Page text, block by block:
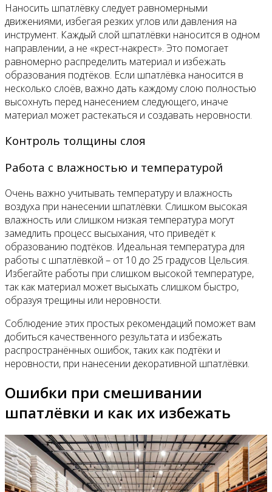
Наносить шпатлёвку следует равномерными
движениями, избегая резких углов или давления на
инструмент. Каждый слой шпатлёвки наносится в одном
направлении, а не «крест-накрест». Это помогает
равномерно распределить материал и избежать
образования подтёков. Если шпатлёвка наносится в
несколько слоёв, важно дать каждому слою полностью
высохнуть перед нанесением следующего, иначе
материал может растекаться и создавать неровности.
Контроль толщины слоя
Работа с влажностью и температурой
Очень важно учитывать температуру и влажность
воздуха при нанесении шпатлёвки. Слишком высокая
влажность или слишком низкая температура могут
замедлить процесс высыхания, что приведёт к
образованию подтёков. Идеальная температура для
работы с шпатлёвкой – от 10 до 25 градусов Цельсия.
Избегайте работы при слишком высокой температуре,
так как материал может высыхать слишком быстро,
образуя трещины или неровности.
Соблюдение этих простых рекомендаций поможет вам
добиться качественного результата и избежать
распространённых ошибок, таких как подтёки и
неровности, при нанесении декоративной шпатлёвки.
Ошибки при смешивании
шпатлёвки и как их избежать